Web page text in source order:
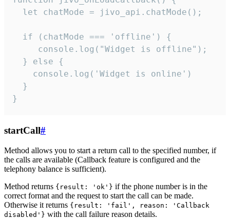
  let chatMode = jivo_api.chatMode();
  if (chatMode === 'offline') {
     console.log("Widget is offline");
  } else {
    console.log('Widget is online')
  }
}
startCall#
Method allows you to start a return call to the specified number, if
the calls are available (Callback feature is configured and the
telephony balance is sufficient).
Method returns {result: 'ok'} if the phone number is in the
correct format and the request to start the call can be made.
Otherwise it returns {result: 'fail', reason: 'Callback
disabled'} with the call failure reason details.